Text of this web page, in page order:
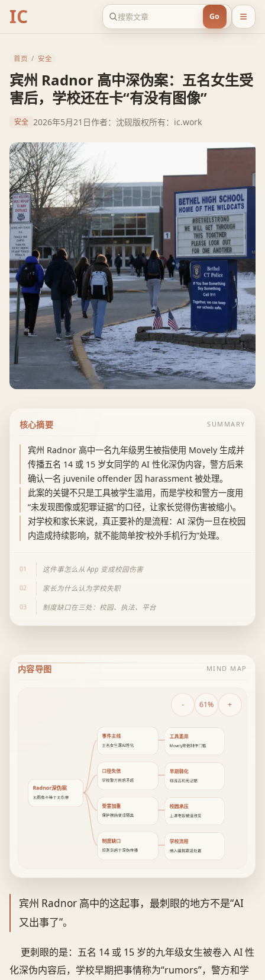
IC Go
首页 / 安全
宾州 Radnor 高中深伪案：五名女生受
害后，学校还在卡“有没有图像”
安全 2026年5月21日作者：沈砚版权所有：ic.work
核心摘要 SUMMARY
宾州 Radnor 高中一名九年级男生被指使用 Movely 生成并
传播五名 14 或 15 岁女同学的 AI 性化深伪内容，警方后来
确认一名 juvenile offender 因 harassment 被处理。
此案的关键不只是工具被学生滥用，而是学校和警方一度用
“未发现图像或犯罪证据”的口径，让家长觉得伤害被缩小。
对学校和家长来说，真正要补的是流程：AI 深伪一旦在校园
内造成持续影响，就不能简单按“校外手机行为”处理。
01 这件事怎么从 App 变成校园伤害
02 家长为什么认为学校失职
03 制度缺口在三处：校园、执法、平台
内容导图 MIND MAP
- 61% +
Radnor深伪案
无图像不等于无伤害
事件主线
五名女生遭AI性化
工具滥用
Movely降低制作门槛
口径失信
学校警方前后矛盾
早期弱化
称流言和无证据
受害加重
保护措施变成隔离
校园承压
上课吃饭被迫改变
制度缺口
规则滞后于深伪传播
学校流程
纳入骚扰欺凌处置
宾州 Radnor 高中的这起事，最刺眼的地方不是“AI
又出事了”。
更刺眼的是：五名 14 或 15 岁的九年级女生被卷入 AI 性
化深伪内容后，学校早期把事情称为“rumors”，警方和学